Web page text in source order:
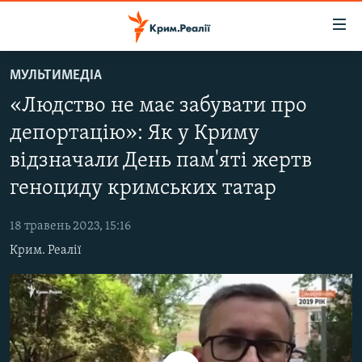
до
основного
матеріалу
Перейти
до
основної
Перейти
до
ВОДА.КРИМ
ВІДЕО ТА ФОТО
ПОЛІТИКА
ПОГЛЯД
ІНТЕРВ'Ю
ВСЕ ЗА ДЕНЬ
СПЕЦПРОЕКТИ
ДЕПОРТАЦІЯ
ЯК ОБІЙТИ БЛОКУВАННЯ
МУЛЬТИМЕДІА
«Людство не має забувати про
депортацію»: Як у Криму
відзначали День пам'яті жертв
геноциду кримських татар
18 травень 2023, 15:16
Крим. Реалії